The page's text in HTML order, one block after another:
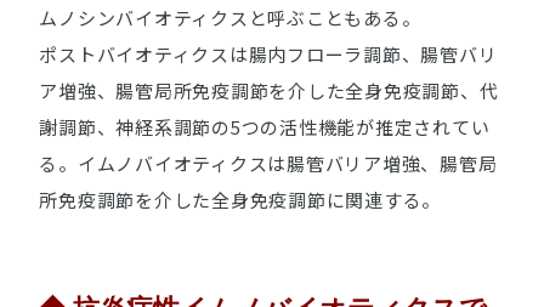
ムノシンバイオティクスと呼ぶこともある。
ポストバイオティクスは腸内フローラ調節、腸管バリ
ア増強、腸管局所免疫調節を介した全身免疫調節、代
謝調節、神経系調節の5つの活性機能が推定されてい
る。イムノバイオティクスは腸管バリア増強、腸管局
所免疫調節を介した全身免疫調節に関連する。